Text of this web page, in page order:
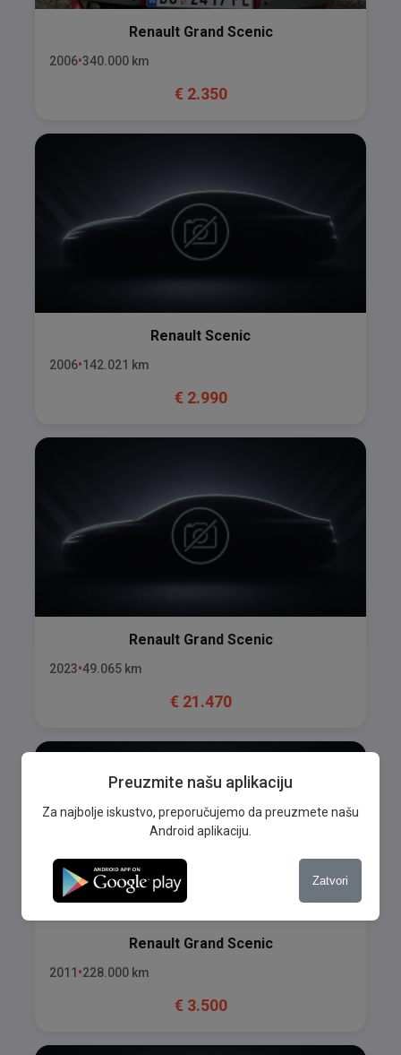
Renault Grand Scenic
2006 340.000 km
€ 2.350
Renault Scenic
2006 142.021 km
€ 2.990
Renault Grand Scenic
2023 49.065 km
€ 21.470
Renault Grand Scenic
2011 228.000 km
€ 3.500
Preuzmite našu aplikaciju
Za najbolje iskustvo, preporučujemo da preuzmete našu
Android aplikaciju.
Zatvori